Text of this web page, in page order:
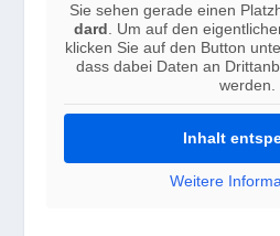
Sie sehen gerade einen
dard . Um auf den
kli­cken Sie auf den But­ton
dass dabei Daten an
werden.
Inhalt
Wei­tere